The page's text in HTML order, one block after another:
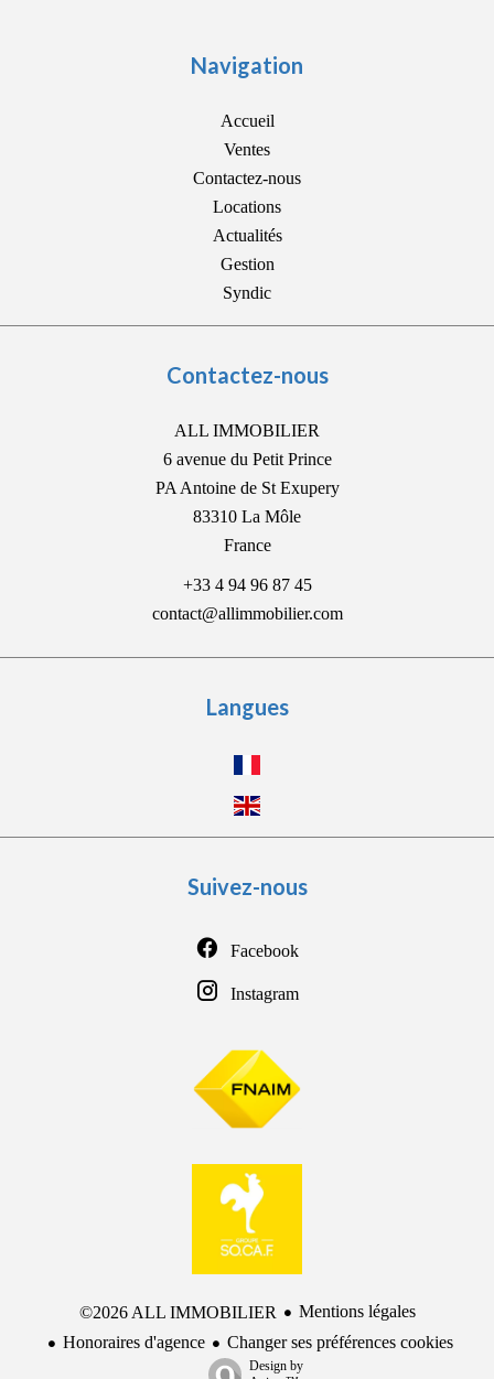
Navigation
Accueil
Ventes
Contactez-nous
Locations
Actualités
Gestion
Syndic
Contactez-nous
ALL IMMOBILIER
6 avenue du Petit Prince
PA Antoine de St Exupery
83310 La Môle
France
+33 4 94 96 87 45
contact@allimmobilier.com
Langues
Suivez-nous
Facebook
Instagram
©2026 ALL IMMOBILIER
Mentions légales
Honoraires d'agence
Changer ses préférences cookies
Design by